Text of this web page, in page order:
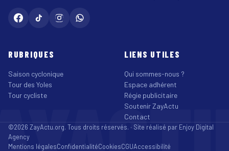
RUBRIQUES
Saison cyclonique
Tour des Yoles
Tour cycliste
LIENS UTILES
Qui sommes-nous ?
Espace adhérent
Régie publicitaire
Soutenir ZayActu
Contact
©2026 ZayActu.org. Tous droits réservés. · Site réalisé par Enjoy Digital
Agency
Mentions légalesConfidentialitéCookiesCGUAccessibilité